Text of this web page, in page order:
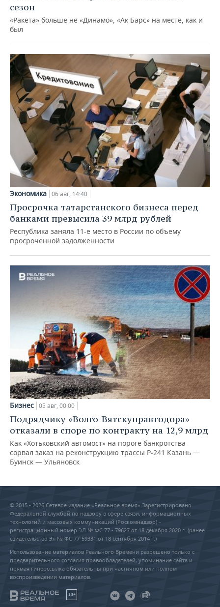
сезон
«Ракета» больше не «Динамо», «Ак Барс» на месте, как и
был
Экономика 06 авг, 14:40
Просрочка татарстанского бизнеса перед
банками превысила 39 млрд рублей
Республика заняла 11-е место в России по объему
просроченной задолженности
Бизнес 05 авг, 00:00
Подрядчику «Волго-Вятскуправтодора»
отказали в споре по контракту на 12,9 млрд
Как «Хотьковский автомост» на пороге банкротства
сорвал заказ на реконструкцию трассы Р‑241 Казань —
Буинск — Ульяновск
© 2015 - 2026 Сетевое издание «Реальное время» Зарегистрировано
Федеральной службой по надзору в сфере связи, информационных
технологий и массовых коммуникаций (Роскомнадзор) –
регистрационный номер ЭЛ № ФС 77 - 79627 от 18 декабря 2020 г. (ранее
свидетельство Эл № ФС 77-59331 от 18 сентября 2014 г.)
Использование материалов Реального Времени разрешено только с
предварительного согласия правообладателей, упоминание сайта и
прямая гиперссылка обязательны при частичном или полном
воспроизведении материалов.
18+